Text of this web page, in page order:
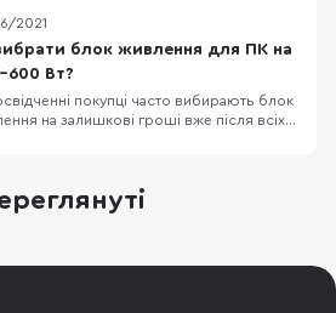
та довговічність всіх інших
ПК. У цій статті ми допоможемо
оптимальну потужність БЖ саме для
2021
блок живлення для ПК на
600 Вт?
покупці часто вибирають блок
на залишкові гроші вже після всіх
плати, відеокарти і особливо
тобто ще й збереження особистих